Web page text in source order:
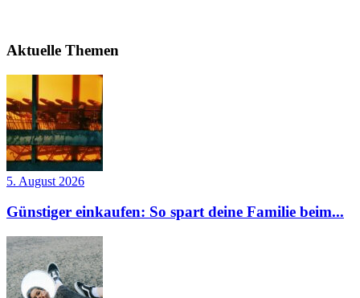
Aktuelle Themen
5. August 2026
Günstiger einkaufen: So spart deine Familie beim...